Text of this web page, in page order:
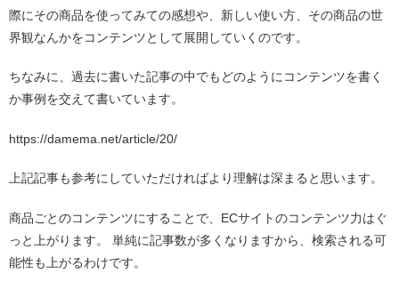
際にその商品を使ってみての感想や、新しい使い方、その商品の世
界観なんかをコンテンツとして展開していくのです。
ちなみに、過去に書いた記事の中でもどのようにコンテンツを書く
か事例を交えて書いています。
https://damema.net/article/20/
上記記事も参考にしていただければより理解は深まると思います。
商品ごとのコンテンツにすることで、ECサイトのコンテンツ力はぐ
っと上がります。 単純に記事数が多くなりますから、検索される可
能性も上がるわけです。